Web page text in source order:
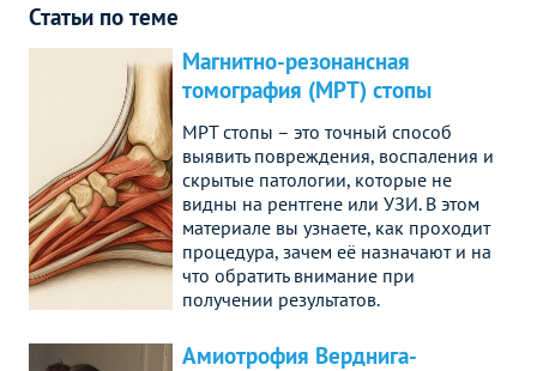
Статьи по теме
Магнитно-резонансная
томография (МРТ) стопы
МРТ стопы – это точный способ
выявить повреждения, воспаления и
скрытые патологии, которые не
видны на рентгене или УЗИ. В этом
материале вы узнаете, как проходит
процедура, зачем её назначают и на
что обратить внимание при
получении результатов.
Амиотрофия Верднига-